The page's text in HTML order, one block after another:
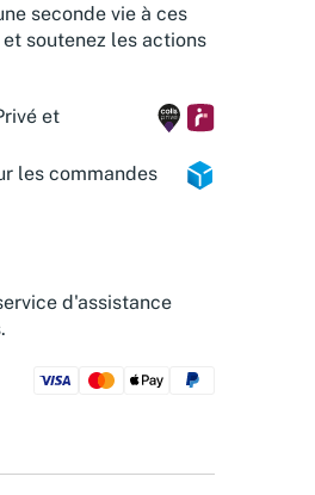
seconde vie à ces
soutenez les actions
et
les commandes
d'assistance